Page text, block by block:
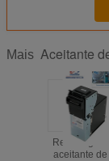
Mais Aceitante
aceitante de